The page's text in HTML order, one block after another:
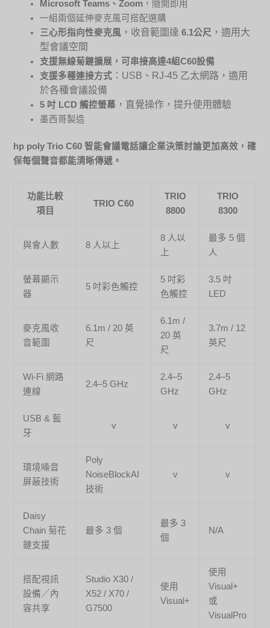
Microsoft Teams 、Zoom ，隨開即用
一組兩個延伸麥克風可搭配選購
三心形指向性麥克風 ，收音範圍達6.1公尺 ，適用大
型會議空間
支援無線菊鏈擴展，可串接高達4組C60設備
支援多種連接方式 ：USB、RJ-45 乙太網路，適用
於各種會議設備
5 吋 LCD觸控螢幕 ，直覺操作，提升使用體驗
墨西哥製造
hp poly Trio C60 智能會議電話讓企業決策討論更加高效，確
保每個聲音都能清晰傳遞。
功能比較
項目
TRIO C60
TRIO
8800
TRIO
8300
與會人數 8 人以上
8 人以
上
最多 5 個
人
螢幕顯示
器
5 吋彩色觸控
5 吋彩
色觸控
3.5 吋
LED
麥克風收
音範圍
6.1m / 20 英
尺
6.1m /
20 英
尺
3.7m / 12
英尺
Wi-Fi 網路
連線
2.4–5 GHz
2.4–5
GHz
2.4–5
GHz
USB & 藍
牙
v v v
環境噪音
屏蔽技術
Poly
NoiseBlockAI
技術
v v
Daisy
Chain 菊花
鏈支援
最多 3 個
最多 3
個
N/A
搭配視訊
設備／內
容共享
Studio X30 /
X52 / X70 /
G7500
使用
Visual+
使用
Visual+
或
VisualPro